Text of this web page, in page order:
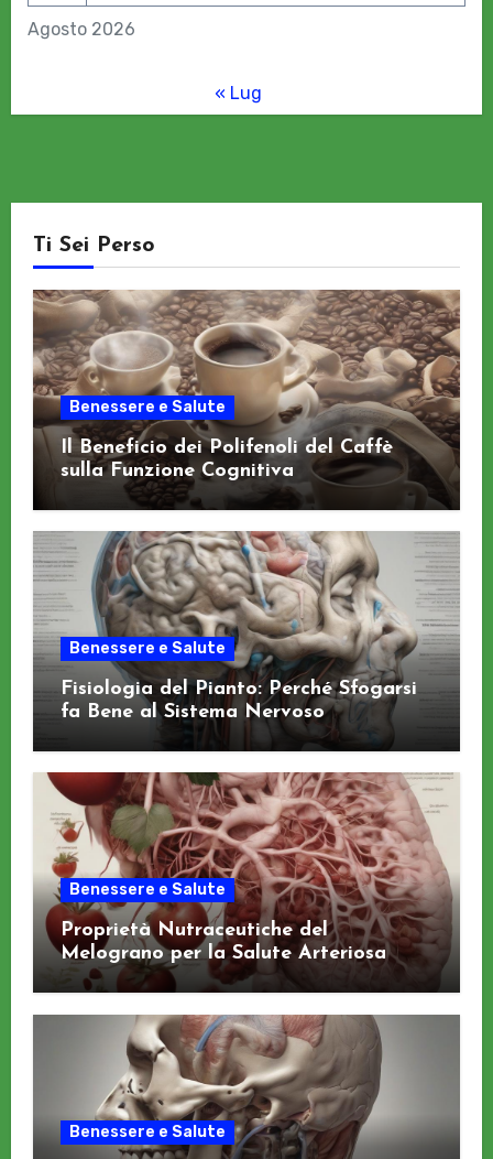
Agosto 2026
« Lug
Ti Sei Perso
Benessere e Salute
Il Beneficio dei Polifenoli del Caffè
sulla Funzione Cognitiva
Benessere e Salute
Fisiologia del Pianto: Perché Sfogarsi
fa Bene al Sistema Nervoso
Benessere e Salute
Proprietà Nutraceutiche del
Melograno per la Salute Arteriosa
Benessere e Salute